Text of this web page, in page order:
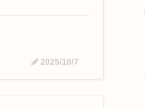
2025/10/7